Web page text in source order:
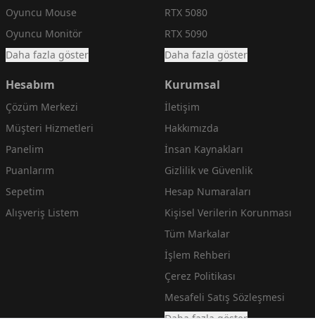
Oyuncu Mouse
Oyuncu Monitör
Daha fazla göster
RTX 5080
RTX 5090
Daha fazla göster
Hesabım
Çözüm Merkezi
Müşteri Hizmetleri
Panelim
Puanlarım
Sepetim
Alışveriş Listem
Kurumsal
İletişim
Hakkımızda
İnsan Kaynakları
Gizlilik ve Güvenlik
Hesap Numaraları
Kişisel Verilerin Korunması
Tüm Markalar
İşlem Rehberi
Çerez Politikası
Mesafeli Satış Sözleşmesi